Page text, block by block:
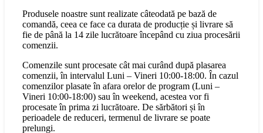
Produsele noastre sunt realizate câteodată pe bază de
comandă, ceea ce face ca durata de producție și livrare să
fie de până la 14 zile lucrătoare începând cu ziua procesării
comenzii.
Comenzile sunt procesate cât mai curând după plasarea
comenzii, în intervalul Luni – Vineri 10:00-18:00. În cazul
comenzilor plasate în afara orelor de program (Luni –
Vineri 10:00-18:00) sau în weekend, acestea vor fi
procesate în prima zi lucrătoare. De sărbători și în
perioadele de reduceri, termenul de livrare se poate
prelungi.